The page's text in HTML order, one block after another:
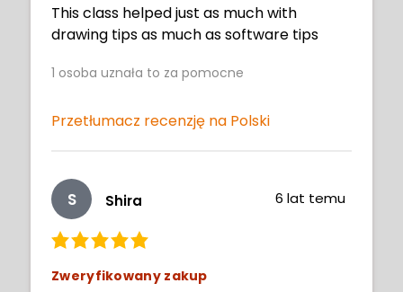
This class helped just as much with
drawing tips as much as software tips
1 osoba uznała to za pomocne
Przetłumacz recenzję na Polski
S Shira 6 lat temu
Zweryfikowany zakup